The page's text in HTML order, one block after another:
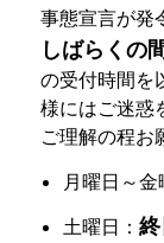
事態宣言が発
しばらくの間
の受付時間を
様にはご迷惑
ご理解の程お
月曜日～金
土曜日：